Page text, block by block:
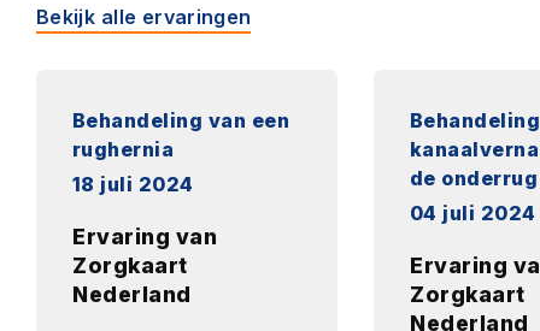
Bekijk alle ervaringen
Behandeling van een
rughernia
18 juli 2024
Ervaring van
Zorgkaart
Nederland
de onderrug
04 juli 2024
Ervaring
Zorgkaart
Nederland